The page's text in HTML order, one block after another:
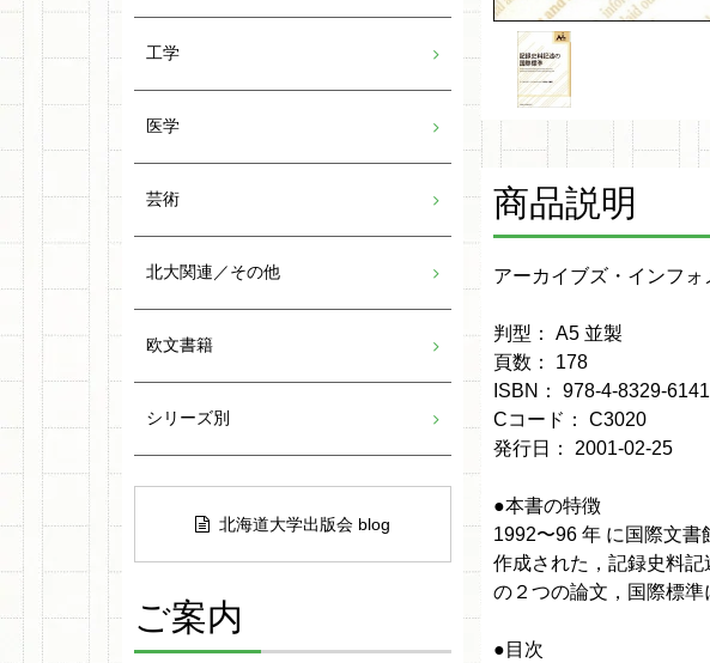
商品説明
アーカイブズ・インフ
判型： A5 並製
頁数： 178
ISBN： 978-4-8329-
Cコード： C3020
発行日： 2001-02-25
●本書の特徴
1992〜96 年 に国際文書
作成された，記録史料
の２つの論文，国際標準
●目次
工学
医学
芸術
北大関連／その他
欧文書籍
シリーズ別
北海道大学出版会 blog
ご案内